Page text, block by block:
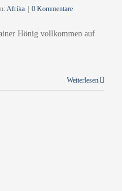
Afrika 0 Kommentare
Hönig vollkommen auf
Weiterlesen